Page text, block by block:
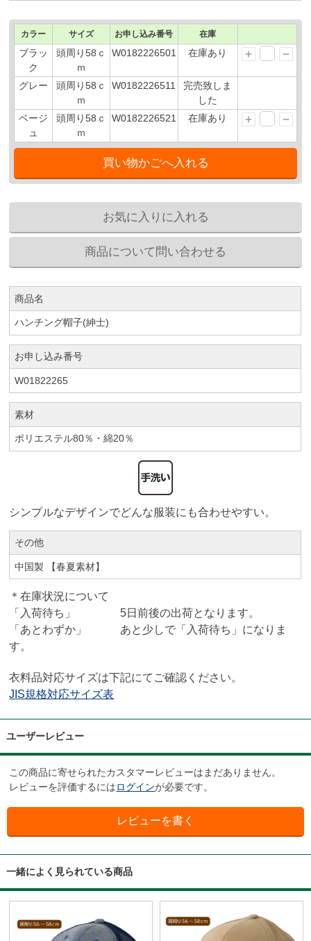
カラー サイズ お申し込み番号 在庫
ブラッ
ク
頭周り58ｃ
ｍ
W0182226501 在庫あり
グレー
頭周り58ｃ
ｍ
W0182226511
完売致しま
した
ベージ
ュ
頭周り58ｃ
ｍ
W0182226521 在庫あり
商品名
ハンチング帽子(紳士)
お申し込み番号
W01822265
素材
ポリエステル80％・綿20％
シンプルなデザインでどんな服装にも合わせやすい。
その他
中国製 【春夏素材】
＊在庫状況について
「入荷待ち」 5日前後の出荷となります。
「あとわずか」 あと少しで「入荷待ち」になりま
す。
衣料品対応サイズは下記にてご確認ください。
JIS規格対応サイズ表
ユーザーレビュー
この商品に寄せられたカスタマーレビューはまだありません。
レビューを評価するにはログインが必要です。
一緒によく見られている商品